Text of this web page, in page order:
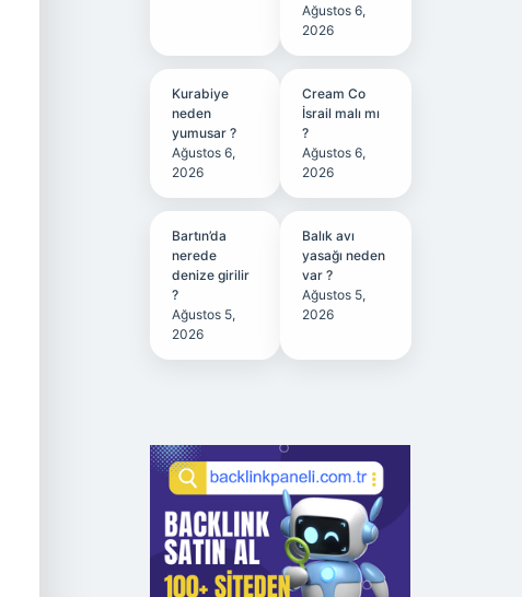
Ağustos 6,
2026
Kurabiye
neden
yumusar ?
Ağustos 6,
2026
Cream Co
İsrail malı mı
?
Ağustos 6,
2026
Bartın’da
nerede
denize girilir
?
Ağustos 5,
2026
Balık avı
yasağı neden
var ?
Ağustos 5,
2026